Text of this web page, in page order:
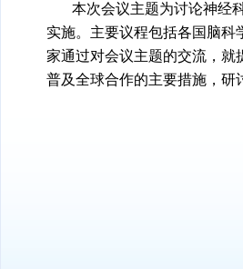
本次会议主题为讨论神经
实施。主要议程包括各国脑
家通过对会议主题的交流，就
普及全球合作的主要措施，研